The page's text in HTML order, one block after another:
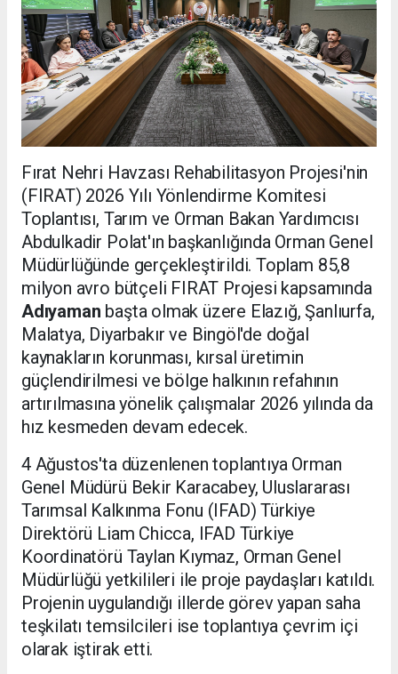
Fırat Nehri Havzası Rehabilitasyon Projesi'nin
(FIRAT) 2026 Yılı Yönlendirme Komitesi
Toplantısı, Tarım ve Orman Bakan Yardımcısı
Abdulkadir Polat'ın başkanlığında Orman Genel
Müdürlüğünde gerçekleştirildi. Toplam 85,8
milyon avro bütçeli FIRAT Projesi kapsamında
Adıyaman başta olmak üzere Elazığ, Şanlıurfa,
Malatya, Diyarbakır ve Bingöl'de doğal
kaynakların korunması, kırsal üretimin
güçlendirilmesi ve bölge halkının refahının
artırılmasına yönelik çalışmalar 2026 yılında da
hız kesmeden devam edecek.
4 Ağustos'ta düzenlenen toplantıya Orman
Genel Müdürü Bekir Karacabey, Uluslararası
Tarımsal Kalkınma Fonu (IFAD) Türkiye
Direktörü Liam Chicca, IFAD Türkiye
Koordinatörü Taylan Kıymaz, Orman Genel
Müdürlüğü yetkilileri ile proje paydaşları katıldı.
Projenin uygulandığı illerde görev yapan saha
teşkilatı temsilcileri ise toplantıya çevrim içi
olarak iştirak etti.